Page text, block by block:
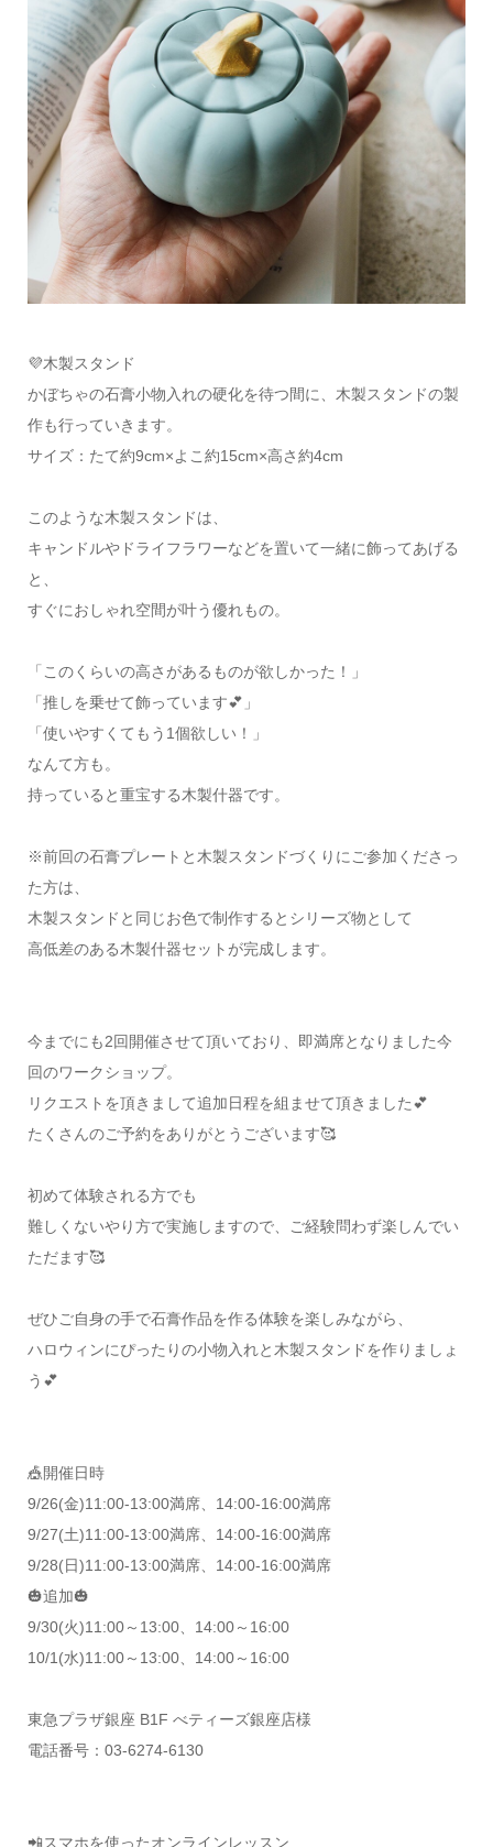
💜木製スタンド
かぼちゃの石膏小物入れの硬化を待つ間に、木製スタンドの製
作も行っていきます。
サイズ：たて約9cm×よこ約15cm×高さ約4cm
このような木製スタンドは、
キャンドルやドライフラワーなどを置いて一緒に飾ってあげる
と、
すぐにおしゃれ空間が叶う優れもの。
「このくらいの高さがあるものが欲しかった！」
「推しを乗せて飾っています💕」
「使いやすくてもう1個欲しい！」
なんて方も。
持っていると重宝する木製什器です。
※前回の石膏プレートと木製スタンドづくりにご参加くださっ
た方は、
木製スタンドと同じお色で制作するとシリーズ物として
高低差のある木製什器セットが完成します。
今までにも2回開催させて頂いており、即満席となりました今
回のワークショップ。
リクエストを頂きまして追加日程を組ませて頂きました💕
たくさんのご予約をありがとうございます🥰
初めて体験される方でも
難しくないやり方で実施しますので、ご経験問わず楽しんでい
ただます🥰
ぜひご自身の手で石膏作品を作る体験を楽しみながら、
ハロウィンにぴったりの小物入れと木製スタンドを作りましょ
う💕
🎪開催日時
9/26(金)11:00-13:00満席、14:00-16:00満席
9/27(土)11:00-13:00満席、14:00-16:00満席
9/28(日)11:00-13:00満席、14:00-16:00満席
🎃追加🎃
9/30(火)11:00～13:00、14:00～16:00
10/1(水)11:00～13:00、14:00～16:00
東急プラザ銀座 B1F べティーズ銀座店様
電話番号：03-6274-6130
📲スマホを使ったオンラインレッスン